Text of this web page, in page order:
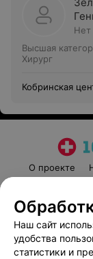
Нет
Высшая
Хирург
Кобринская
О проекте
Наш сайт
удобства
статистики и